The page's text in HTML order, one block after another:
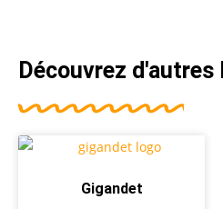
Découvrez d'autres
Gigandet